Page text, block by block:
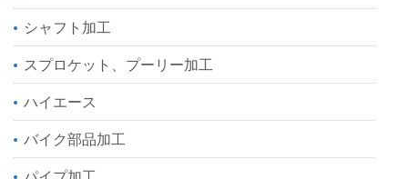
シャフト加工
スプロケット、プーリー加工
ハイエース
バイク部品加工